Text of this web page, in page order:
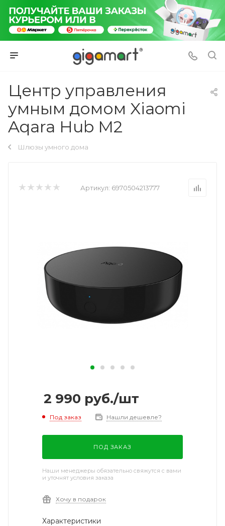
Центр управления
умным домом Xiaomi
Aqara Hub M2
Шлюзы умного дома
Артикул: 6970504213777
2 990 руб./шт
Под заказ Нашли дешевле?
ПОД ЗАКАЗ
Наши менеджеры обязательно свяжутся с вами
и уточнят условия заказа
Хочу в подарок
Характеристики